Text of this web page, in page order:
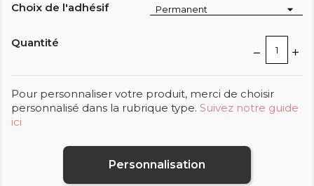
Choix de l'adhésif
Quantité
Pour personnaliser votre produit, merci de choisir
personnalisé dans la rubrique type. Suivez notre guide
ici
Personnalisation